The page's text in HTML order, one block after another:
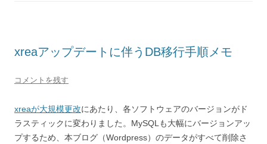
xreaアップデートに伴うDB移行手順メモ
コメントを残す
xreaが大規模更改にあたり、各ソフトウェアのバージョンがド
ラスティックに変わりました。MySQLも大幅にバージョンアッ
プするため、本ブログ（Wordpress）のデータがすべて削除さ